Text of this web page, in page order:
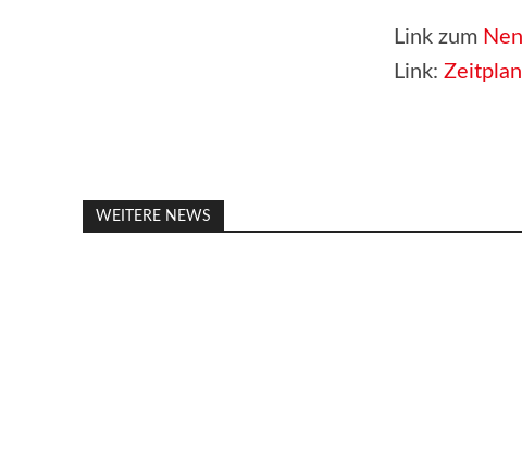
Link zum
Link: Zeitplan
WEITERE NEWS